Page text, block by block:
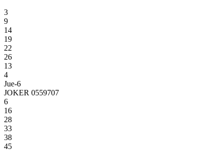
3
9
14
19
22
26
13
4
Jue-6
JOKER 0559707
6
16
28
33
38
45